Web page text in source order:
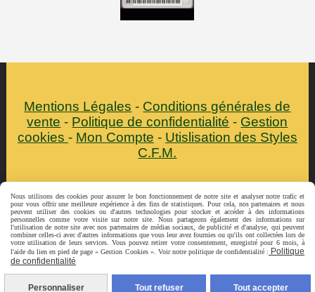
Mentions Légales
Conditions générales de
vente
Politique de confidentialité
Gestion
cookies
Mon Compte
Utislisation des Styles
C.F.M.
Facebook est désactivé. Autoriser
Nous utilisons des cookies pour assurer le bon fonctionnement de notre site et analyser notre trafic et
pour vous offrir une meilleure expérience à des fins de statistiques. Pour cela, nos partenaires et nous
peuvent utiliser des cookies ou d'autres technologies pour stocker et accéder à des informations
personnelles comme votre visite sur notre site. Nous partageons également des informations sur
l'utilisation de notre site avec nos partenaires de médias sociaux, de publicité et d'analyse, qui peuvent
combiner celles-ci avec d'autres informations que vous leur avez fournies ou qu'ils ont collectées lors de
votre utilisation de leurs services. Vous pouvez retirer votre consentement, enregistré pour 6 mois, à
l'aide du lien en pied de page « Gestion Cookies ». Voir notre politique de confidentialité : Politique
de confidentialité
Personnaliser Tout refuser Tout accepter